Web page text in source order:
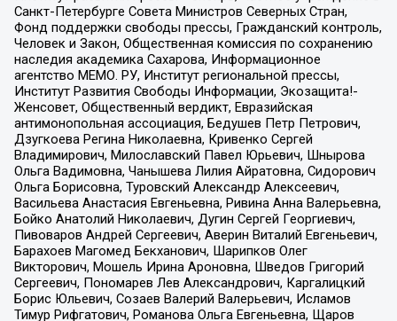
Санкт-Петербурге Совета Министров Северных Стран,
Фонд поддержки свободы прессы, Гражданский контроль,
Человек и Закон, Общественная комиссия по сохранению
наследия академика Сахарова, Информационное
агентство МЕМО. РУ, Институт региональной прессы,
Институт Развития Свободы Информации, Экозащита!-
Женсовет, Общественный вердикт, Евразийская
антимонопольная ассоциация, Бедушев Петр Петрович,
Дзугкоева Регина Николаевна, Кривенко Сергей
Владимирович, Милославский Павел Юрьевич, Шнырова
Ольга Вадимовна, Чанышева Лилия Айратовна, Сидорович
Ольга Борисовна, Туровский Александр Алексеевич,
Васильева Анастасия Евгеньевна, Ривина Анна Валерьевна,
Бойко Анатолий Николаевич, Дугин Сергей Георгиевич,
Пивоваров Андрей Сергеевич, Аверин Виталий Евгеньевич,
Барахоев Магомед Бекханович, Шарипков Олег
Викторович, Мошель Ирина Ароновна, Шведов Григорий
Сергеевич, Пономарев Лев Александрович, Каргалицкий
Борис Юльевич, Созаев Валерий Валерьевич, Исламов
Тимур Рифгатович, Романова Ольга Евгеньевна, Щаров